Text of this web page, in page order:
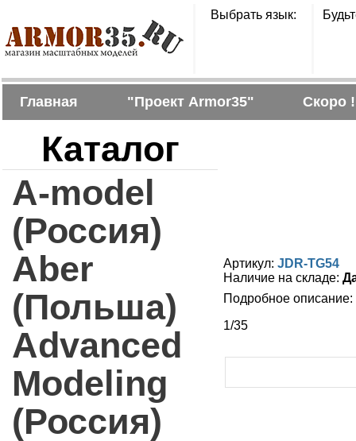
Выбрать язык:
Главная "Проект Armor35" Скоро !
Каталог
A-model
(Россия)
Aber
(Польша)
Advanced
Modeling
(Россия)
Артикул: JDR-TG54
Наличие на складе:
Подробное описание:
1/35